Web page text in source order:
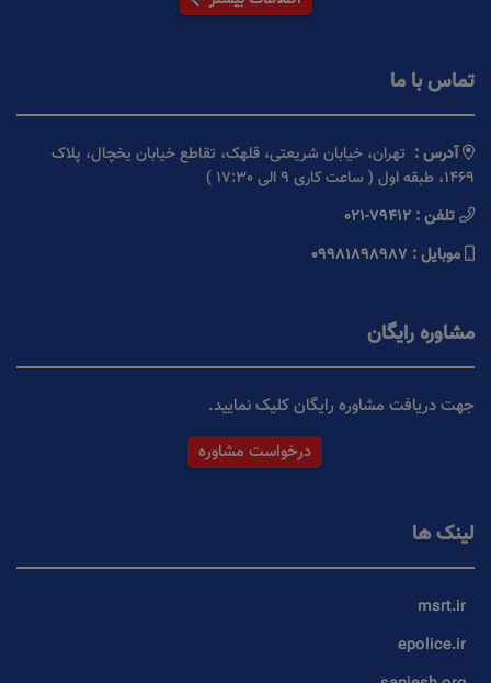
تماس با ما
آدرس : تهران، خیابان شریعتی، قلهک، تقاطع خیابان یخچال، پلاک
1469، طبقه اول ( ساعت کاری 9 الی 17:30 )
تلفن : 021-79412
موبایل : 09981898987
مشاوره رایگان
جهت دریافت مشاوره رایگان کلیک نمایید.
درخواست مشاوره
لینک ها
msrt.ir
epolice.ir